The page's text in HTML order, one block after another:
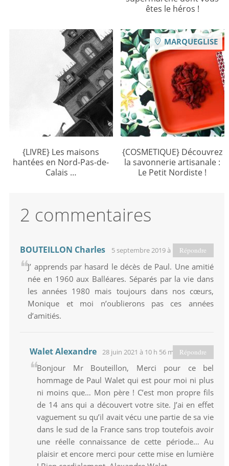
êtes le héros !
{LIVRE} Les maisons
hantées en Nord-Pas-de-
Calais …
{COSMETIQUE} Découvrez
la savonnerie artisanale :
Le Petit Nordiste !
MARQUEGLISE
2 commentaires
BOUTEILLON Charles 5 septembre 2019 à 17 h 04 min
J’ apprends par hasard le décès de Paul. Une amitié
née en 1960 aux Balléares. Séparés par la vie dans
les années 1980 mais toujours dans nos cœurs,
Monique et moi n’oublierons pas ces années
d’amitiés.
Répondre
Walet Alexandre 28 juin 2021 à 10 h 56 min
Bonjour Mr Bouteillon, Merci pour ce bel
hommage de Paul Walet qui est pour moi ni plus
ni moins que… Mon père ! C’est mon propre fils
de 14 ans qui a découvert votre site. J’ai en effet
vaguement su qu’il avait vécu une partie de sa vie
dans le sud de la France sans trop toutefois avoir
une réelle connaissance de cette période… Au
plaisir et encore merci pour cette mise en lumière
Répondre